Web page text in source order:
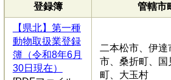
登録簿 管轄市
【県北】第一種
動物取扱業登録
簿（令和8年6月
30日現在）
二本松市、伊達
市、桑折町、国
町、大玉村